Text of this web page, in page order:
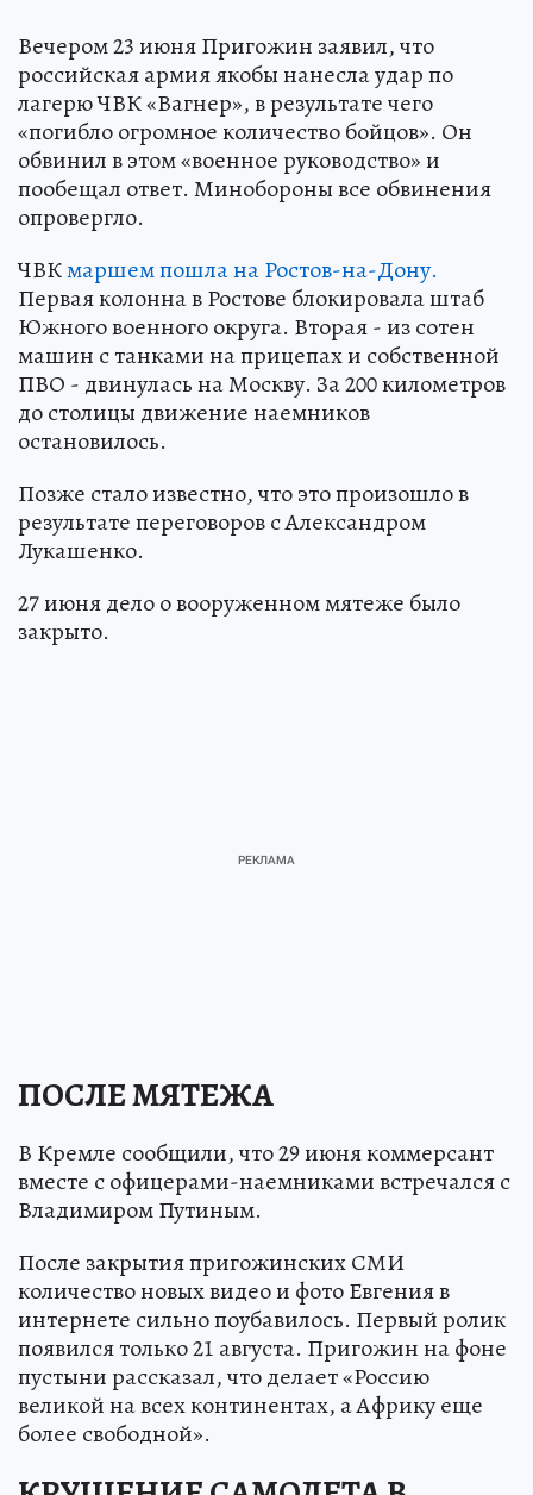
Вечером 23 июня Пригожин заявил, что
российская армия якобы нанесла удар по
лагерю ЧВК «Вагнер», в результате чего
«погибло огромное количество бойцов». Он
обвинил в этом «военное руководство» и
пообещал ответ. Минобороны все обвинения
опровергло.
ЧВКмаршем пошла на Ростов-на-Дону.
Первая колонна в Ростове блокировала штаб
Южного военного округа. Вторая - из сотен
машин с танками на прицепах и собственной
ПВО - двинулась на Москву. За 200 километров
до столицы движение наемников
остановилось.
Позже стало известно, что это произошло в
результате переговоров с Александром
Лукашенко.
27 июня дело о вооруженном мятеже было
закрыто.
ПОСЛЕ МЯТЕЖА
В Кремле сообщили, что 29 июня коммерсант
вместе с офицерами-наемниками встречался с
Владимиром Путиным.
После закрытия пригожинских СМИ
количество новых видео и фото Евгения в
интернете сильно поубавилось. Первый ролик
появился только 21 августа. Пригожин на фоне
пустыни рассказал, что делает «Россию
великой на всех континентах, а Африку еще
более свободной».